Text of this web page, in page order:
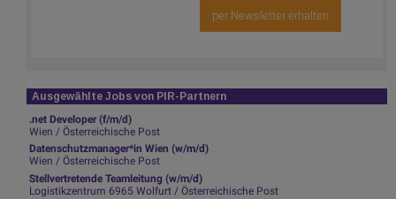
per Newsletter erhalten
Ausgewählte Jobs von PIR-Partnern
.net Developer (f/m/d)
Wien / Österreichische Post
Datenschutzmanager*in Wien (w/m/d)
Wien / Österreichische Post
Stellvertretende Teamleitung (w/m/d)
Logistikzentrum 6965 Wolfurt / Österreichische Post